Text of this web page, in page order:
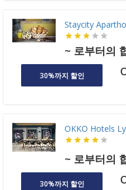
Staycity
~ 로부터의
30%까지 할인
OKKO Hotels
~ 로부터의
30%까지 할인